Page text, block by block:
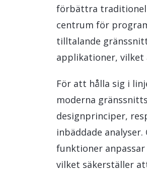
förbättra
centrum för
tilltalande
applikationer,
För att hålla sig i
moderna
designprinciper,
inbäddade
funktioner
vilket säkerställer